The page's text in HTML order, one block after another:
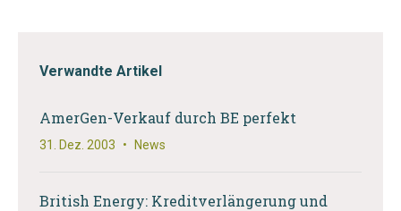
Verwandte Artikel
AmerGen-Verkauf durch BE perfekt
31. Dez. 2003 • News
British Energy: Kreditverlängerung und